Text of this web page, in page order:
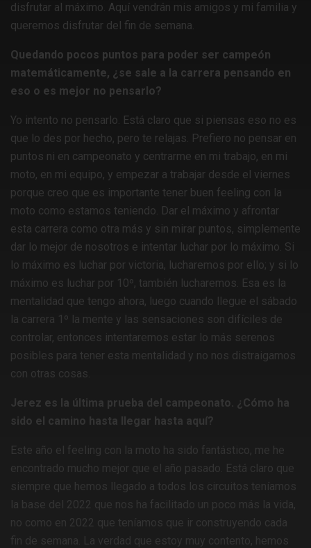
disfrutar al máximo. Aquí vendrán mis amigos y mi familia y
queremos disfrutar del fin de semana.
Quedando pocos puntos para poder ser campeón
matemáticamente, ¿se sale a la carrera pensando en
eso o es mejor no pensarlo?
Yo intento no pensarlo. Está claro que si piensas eso no es
que lo des por hecho, pero te relajas. Prefiero no pensar en
puntos ni en campeonato y centrarme en mi trabajo, en mi
moto, en mi equipo, y empezar a trabajar desde el viernes
porque creo que es importante tener buen feeling con la
moto como estamos teniendo. Dar el máximo y afrontar
esta carrera como otra más y sin mirar puntos, simplemente
dar lo mejor de nosotros e intentar luchar por lo máximo. Si
lo máximo es luchar por victoria, lucharemos por ello; y si lo
máximo es luchar por 10º, también lucharemos. Esa es la
mentalidad que tengo ahora, luego cuando llegue el sábado
la carrera 1º la mente y las sensaciones son difíciles de
controlar, entonces intentaremos estar lo más serenos
posibles para tener esta mentalidad y no nos distraigamos
con otras cosas.
Jerez es la última prueba del campeonato. ¿Cómo ha
sido el camino hasta llegar hasta aquí?
Este año el feeling con la moto ha sido fantástico, me he
encontrado mucho mejor que el año pasado. Está claro que
siempre que hemos llegado a todos los circuitos teníamos
la base del 2022 que nos ha facilitado un poco más la vida,
no como en 2022 que teníamos que ir construyendo cada
fin de semana. La verdad que estoy muy contento, hemos